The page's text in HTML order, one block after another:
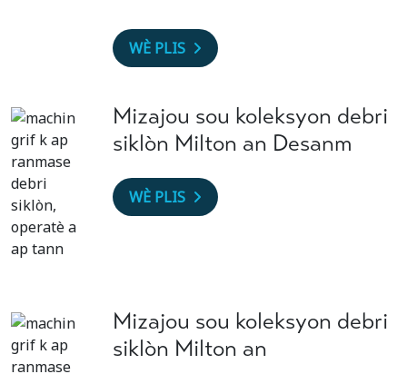
WÈ PLIS
Mizajou sou koleksyon debri
siklòn Milton an Desanm
WÈ PLIS
Mizajou sou koleksyon debri
siklòn Milton an